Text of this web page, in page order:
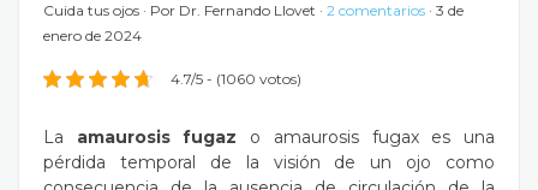
Cuida tus ojos Por Dr. Fernando Llovet 2 comentarios 3 de
enero de 2024
4.7/5 - (1060 votos)
La amaurosis fugaz o amaurosis fugax es una
pérdida temporal de la visión de un ojo como